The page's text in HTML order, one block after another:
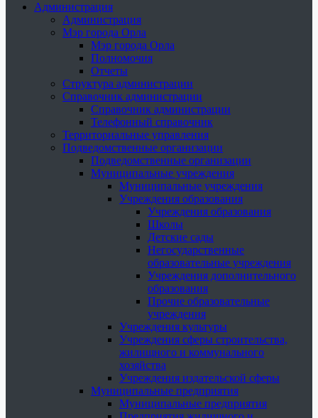
Администрация
Администрация
Мэр города Орла
Мэр города Орла
Полномочия
Отчеты
Структура администрации
Справочник администрации
Справочник администрации
Телефонный справочник
Территориальные управления
Подведомственные организации
Подведомственные организации
Муниципальные учреждения
Муниципальные учреждения
Учреждения образования
Учреждения образования
Школы
Детские сады
Негосударственные
образовательные учреждения
Учреждения дополнительного
образования
Прочие образовательные
учреждения
Учреждения культуры
Учреждения сферы строительства,
жилищного и коммунального
хозяйства
Учреждения издательской сферы
Муниципальные предприятия
Муниципальные предприятия